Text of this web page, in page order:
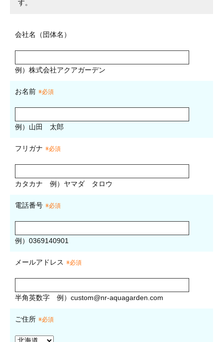
す。
会社名（団体名）
例）株式会社アクアガーデン
お名前 ※必須
例）山田 太郎
フリガナ ※必須
カタカナ 例）ヤマダ タロウ
電話番号 ※必須
例）0369140901
メールアドレス ※必須
半角英数字 例） custom@nr-aquagarden.com
ご住所 ※必須